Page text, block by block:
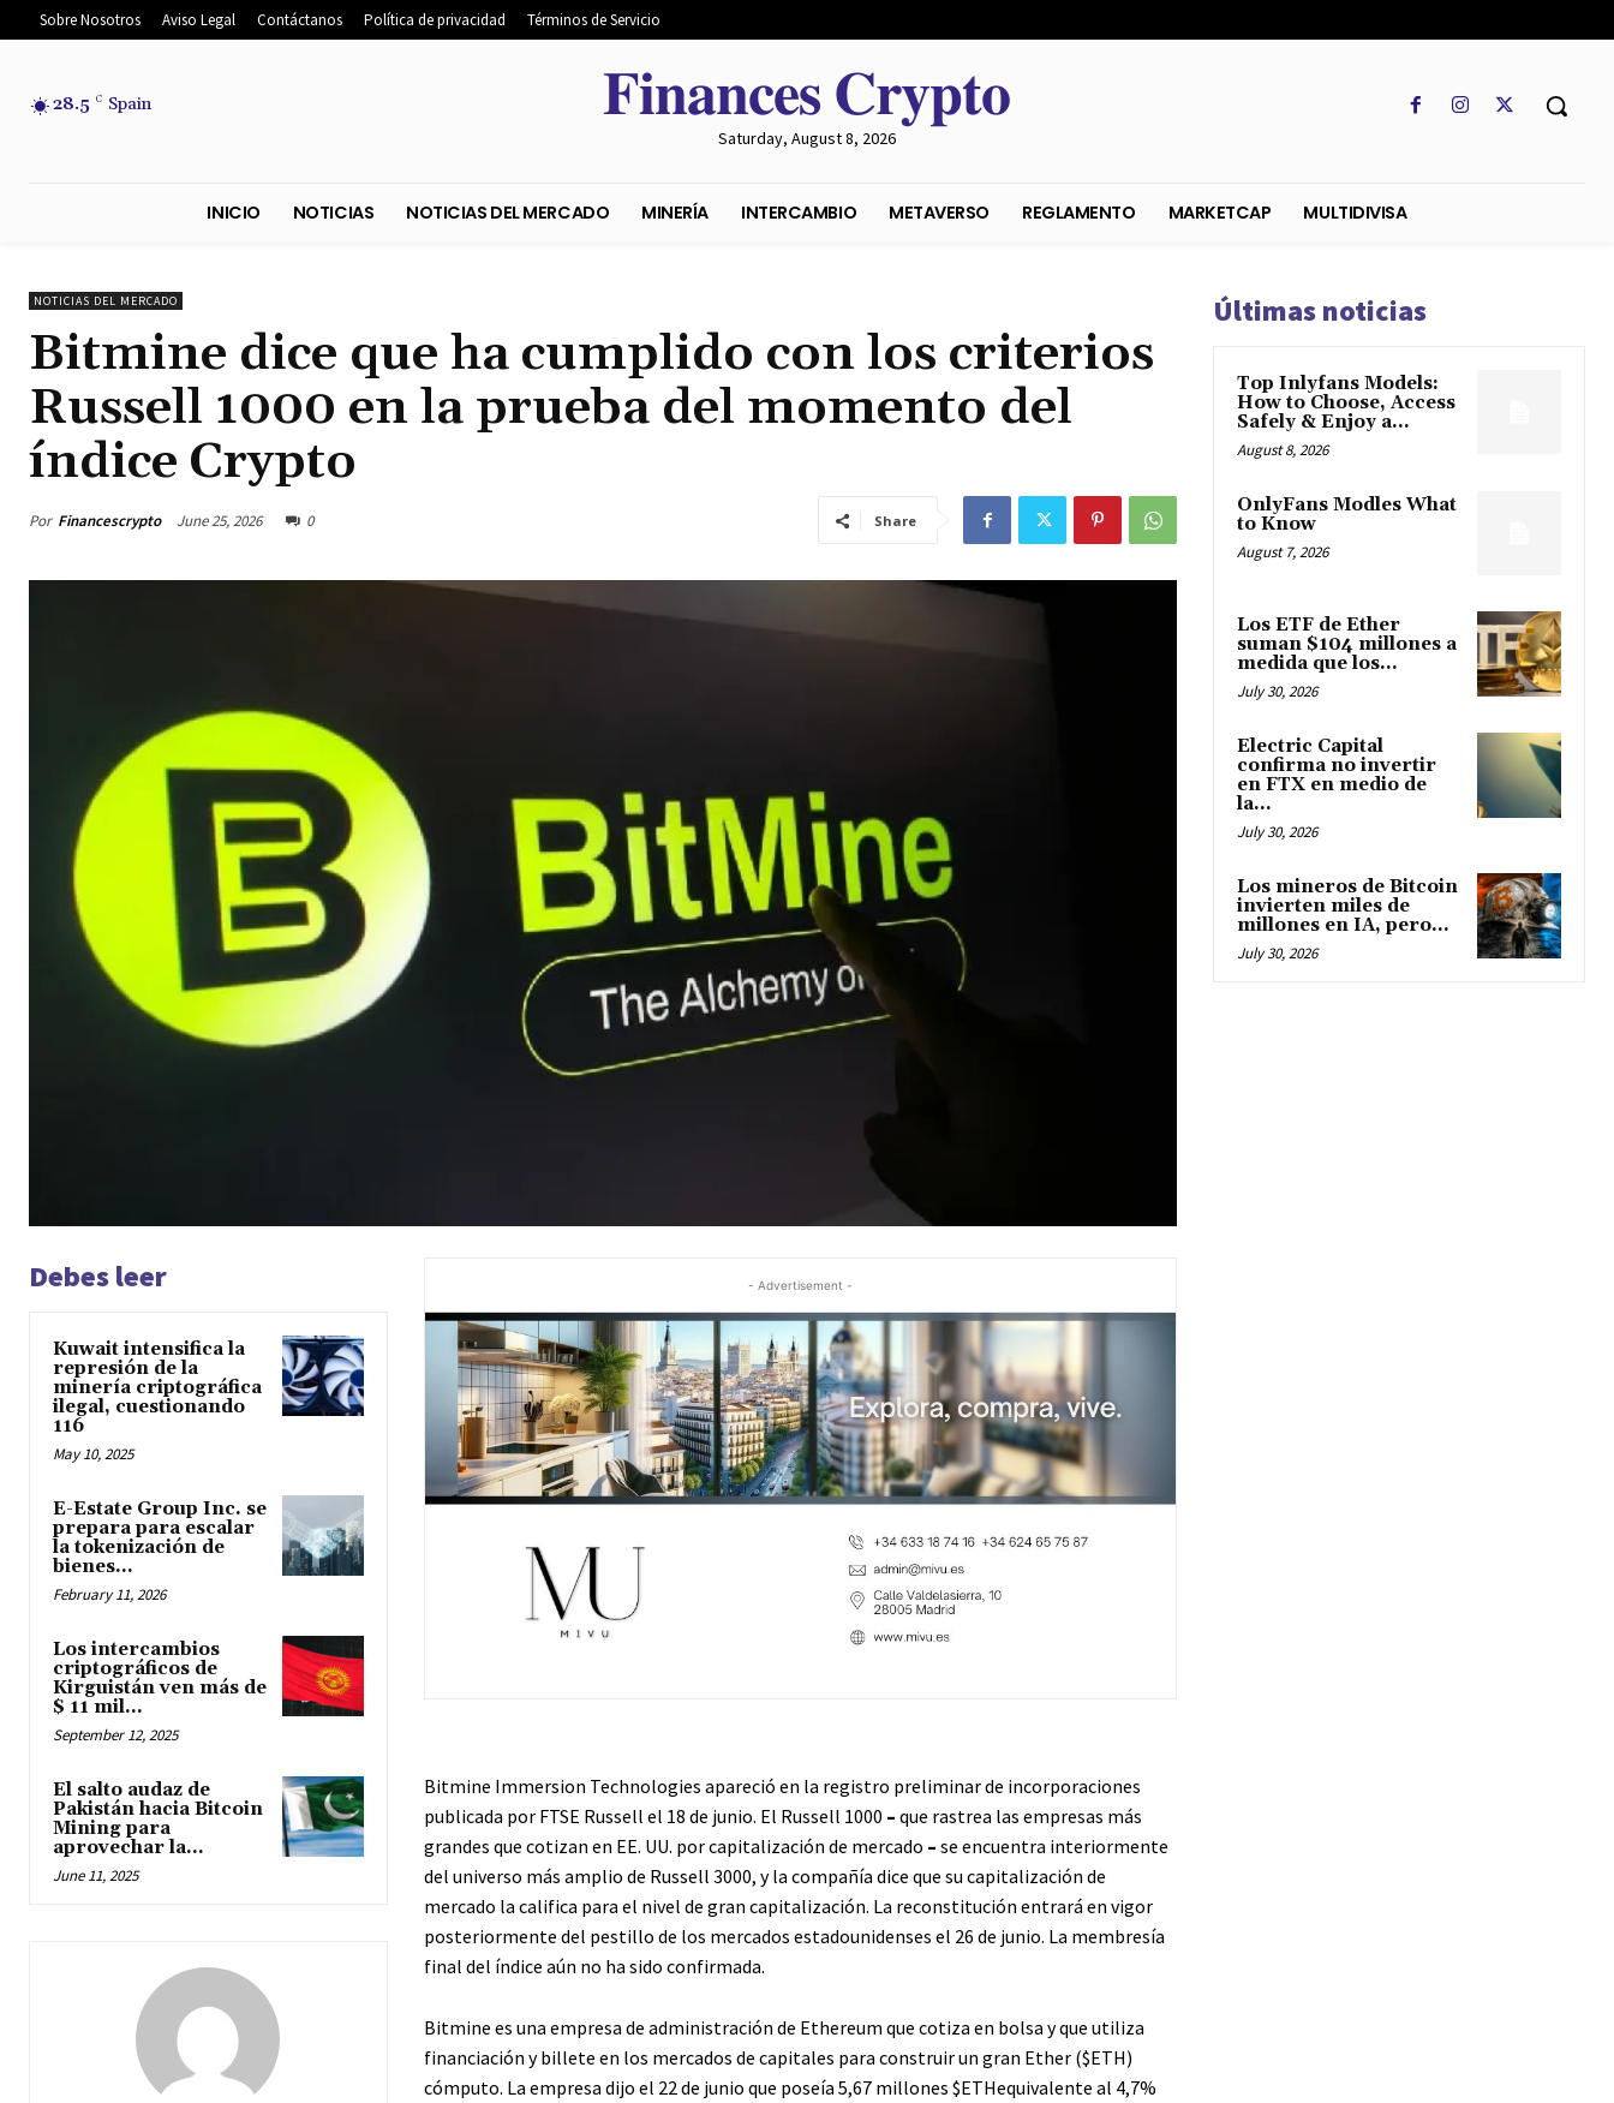
Sobre Nosotros Aviso Legal Contáctanos Política de privacidad Términos de Servicio
28.5 C Spain 𝐅𝐢𝐧𝐚𝐧𝐜𝐞𝐬 𝐂𝐫𝐲𝐩𝐭𝐨
Saturday, August 8, 2026
NOTICIAS DEL MERCADO
Bitmine dice que ha cumplido con los criterios
Russell 1000 en la prueba del momento del
índice Crypto
Por Financescrypto June 25, 2026 0 Share
Debes leer
Kuwait intensifica la
represión de la
minería criptográfica
ilegal, cuestionando
116
May 10, 2025
E-Estate Group Inc. se
prepara para escalar
la tokenización de
bienes...
February 11, 2026
Los intercambios
criptográficos de
Kirguistán ven más de
$ 11 mil...
September 12, 2025
El salto audaz de
Pakistán hacia Bitcoin
Mining para
aprovechar la...
June 11, 2025
- Advertisement -
Bitmine Immersion Technologies apareció en la registro preliminar de incorporaciones
publicada por FTSE Russell el 18 de junio. El Russell 1000 – que rastrea las empresas más
grandes que cotizan en EE. UU. por capitalización de mercado – se encuentra interiormente
del universo más amplio de Russell 3000, y la compañía dice que su capitalización de
mercado la califica para el nivel de gran capitalización. La reconstitución entrará en vigor
posteriormente del pestillo de los mercados estadounidenses el 26 de junio. La membresía
final del índice aún no ha sido confirmada.
Bitmine es una empresa de administración de Ethereum que cotiza en bolsa y que utiliza
financiación y billete en los mercados de capitales para construir un gran Ether ($ETH)
cómputo. La empresa dijo el 22 de junio que poseía 5,67 millones $ETHequivalente al 4,7%
Últimas noticias
Top Inlyfans Models:
How to Choose, Access
Safely & Enjoy a...
August 8, 2026
OnlyFans Modles What
to Know
August 7, 2026
Los ETF de Ether
suman $104 millones a
medida que los...
July 30, 2026
Electric Capital
confirma no invertir
en FTX en medio de
la...
July 30, 2026
Los mineros de Bitcoin
invierten miles de
millones en IA, pero...
July 30, 2026